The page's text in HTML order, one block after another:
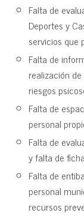
Falta de
Deportes y
servicios que
Falta de
realización
riesgos
Falta de
personal
Falta de
y falta de
Falta de
personal
recursos